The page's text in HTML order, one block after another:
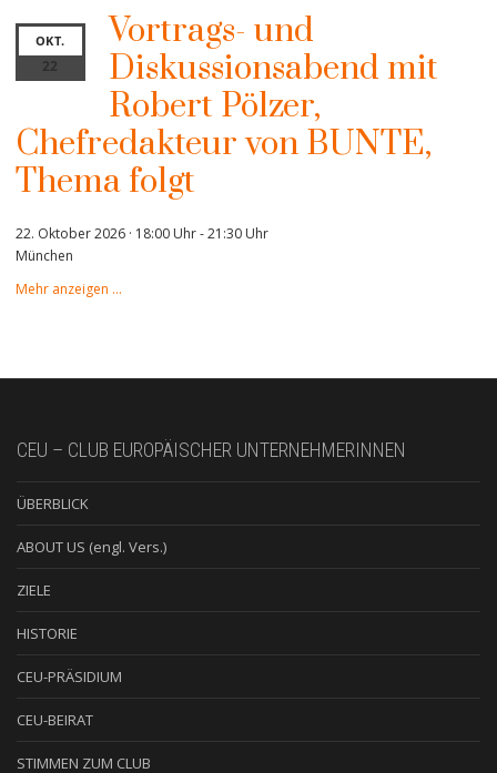
OKT.
22
Vortrags- und
Diskussionsabend mit
Robert Pölzer,
Chefredakteur von BUNTE,
Thema folgt
22. Oktober 2026 · 18:00 Uhr-21:30 Uhr
München
Mehr anzeigen …
CEU – CLUB EUROPÄISCHER UNTERNEHMERINNEN
ÜBERBLICK
ABOUT US (engl. Vers.)
ZIELE
HISTORIE
CEU-PRÄSIDIUM
CEU-BEIRAT
STIMMEN ZUM CLUB